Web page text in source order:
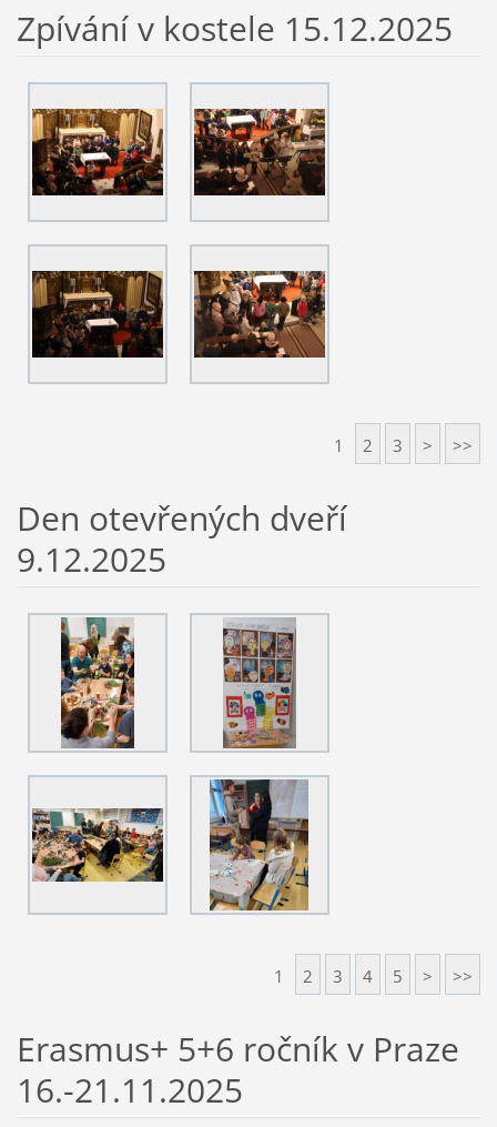
Zpívání v kostele 15.12.2025
1 2 3 > >>
Den otevřených dveří
9.12.2025
1 2 3 4 5 > >>
Erasmus+ 5+6 ročník v Praze
16.-21.11.2025